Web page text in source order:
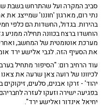
סביב המקרה ועל שהתרחש בשבת
נתי רום, מארגון 'חוננו' שמייצג
בהירות. בגדול, החשדות הם כלפי
הוחשדו ברצח בכוונה תחילה
מערכת אוטומטית של המחשב,
את הסעיף הזה. לגבי אלישע ירד
לכיוונו של רועה צאן שרעה את
יהוד' - זרקו אבנים, סלעים, זיקוקים
בפגיעה ישירה וזעקו לעזרה
יחיאל אינדור ואלישע ירד".